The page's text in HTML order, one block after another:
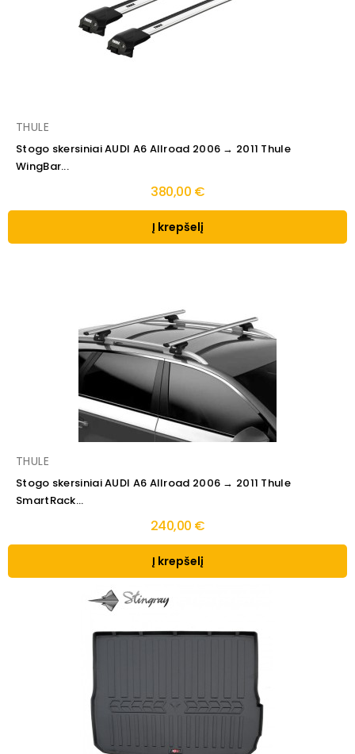
THULE
Stogo skersiniai AUDI A6 Allroad 2006 → 2011 Thule
WingBar...
380,00 €
Į krepšelį
THULE
Stogo skersiniai AUDI A6 Allroad 2006 → 2011 Thule
SmartRack...
240,00 €
Į krepšelį